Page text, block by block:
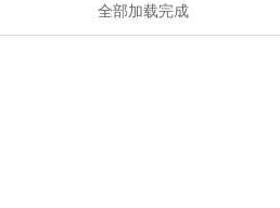
全部加载完成